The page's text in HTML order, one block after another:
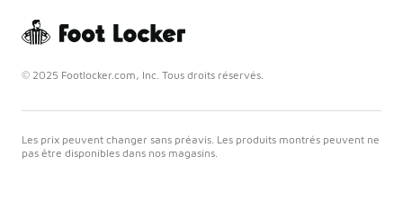
© 2025 Footlocker.com, Inc. Tous droits réservés.
Les prix peuvent changer sans préavis. Les produits montrés peuvent ne
pas être disponibles dans nos magasins.